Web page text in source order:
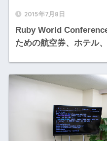
2015年7月8日
Ruby World
ための航空券、ホテル